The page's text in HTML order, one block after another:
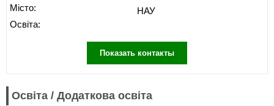
Місто:
Освіта:
НАУ
Показать контакты
Освіта / Додаткова освіта